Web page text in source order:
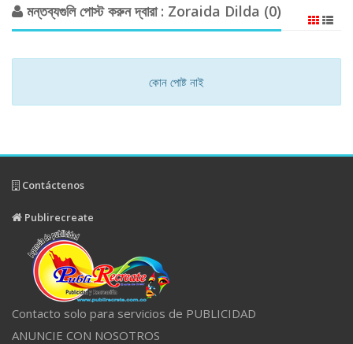
মন্তব্যগুলি পোস্ট করুন দ্বারা : Zoraida Dilda (0)
কোন পোষ্ট নাই
Contáctenos
Publirecreate
Contacto solo para servicios de PUBLICIDAD
ANUNCIE CON NOSOTROS